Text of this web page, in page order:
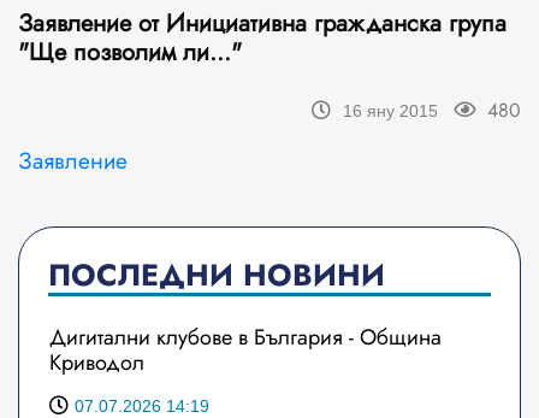
Заявление от Инициативна гражданска група
"Ще позволим ли..."
16 яну 2015 480
Заявление
ПОСЛЕДНИ НОВИНИ
Дигитални клубове в България - Община
Криводол
07.07.2026 14:19